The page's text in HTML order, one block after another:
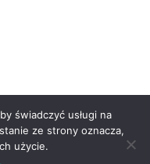
świadczyć usługi na
ze strony oznacza,
użycie.